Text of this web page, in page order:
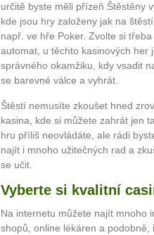
určitě byste měli přízeň Štěstěny
kde jsou hry založeny jak na
např. ve hře Poker. Zvolte si
automat, u těchto kasinových
správného okamžiku, kdy vsadit
se barevné válce a vyhrát.
Štěstí nemusíte zkoušet hned
kasina, kde si můžete zahrát jen
hru příliš neovládáte, ale rádi
najít i mnoho užitečných rad a
se učit.
Vyberte si kvalitní
Na internetu můžete najít mnoho
shopů, online lékáren a